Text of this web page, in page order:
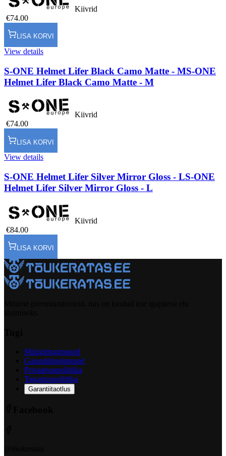
Kiivrid
€74.00
LISA KORVI
View details
S-ONE Helmet Lifer Black Camo Matte - MS-ONE
Helmet Lifer Black Camo Matte - M
Kiivrid
€74.00
LISA KORVI
View details
S-ONE Helmet Lifer Silver Mirror Gloss - LS-ONE
Helmet Lifer Silver Mirror Gloss - L
Kiivrid
€84.00
LISA KORVI
Müügitingimused
Garantiitingimused
Privaatsuspoliitika
Tagastuspoliitika
Garantiitaotlus